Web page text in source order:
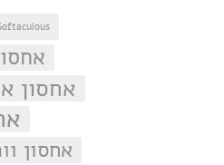
אחסון
אחסון